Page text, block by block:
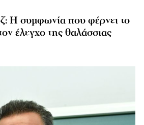
Η συμφωνία που φέρνει το
έλεγχο της θαλάσσιας